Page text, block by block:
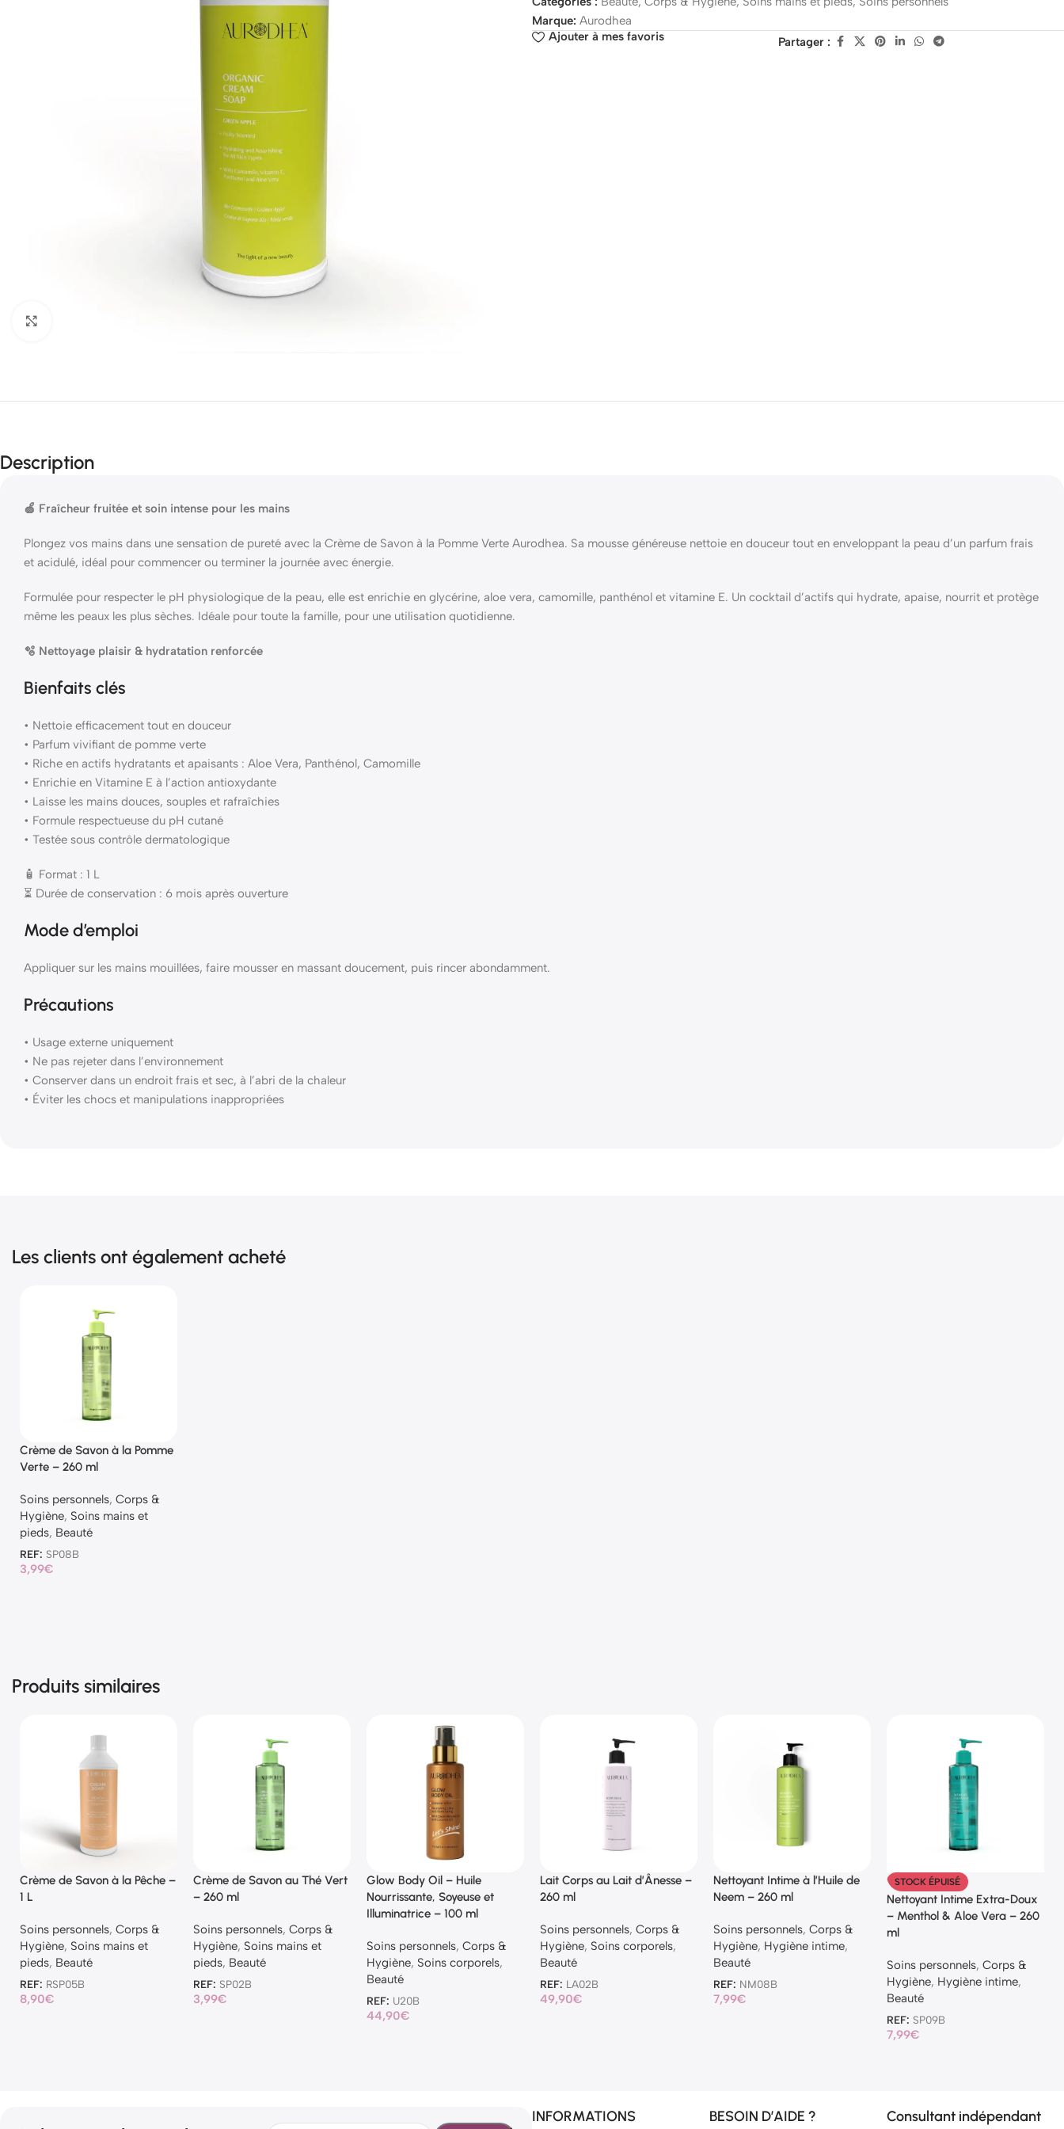
Marque: Aurodhea
Ajouter à mes favoris
Partager :
Description
🍏 Fraîcheur fruitée et soin intense pour les mains
Plongez vos mains dans une sensation de pureté avec la Crème de Savon à la Pomme Verte Aurodhea. Sa mousse généreuse nettoie en douceur tout en enveloppant la peau d’un parfum frais
et acidulé, idéal pour commencer ou terminer la journée avec énergie.
Formulée pour respecter le pH physiologique de la peau, elle est enrichie en glycérine, aloe vera, camomille, panthénol et vitamine E. Un cocktail d’actifs qui hydrate, apaise, nourrit et protège
même les peaux les plus sèches. Idéale pour toute la famille, pour une utilisation quotidienne.
🫧 Nettoyage plaisir & hydratation renforcée
Bienfaits clés
• Nettoie efficacement tout en douceur
• Parfum vivifiant de pomme verte
• Riche en actifs hydratants et apaisants : Aloe Vera, Panthénol, Camomille
• Enrichie en Vitamine E à l’action antioxydante
• Laisse les mains douces, souples et rafraîchies
• Formule respectueuse du pH cutané
• Testée sous contrôle dermatologique
🧴 Format : 1 L
⏳ Durée de conservation : 6 mois après ouverture
Mode d’emploi
Appliquer sur les mains mouillées, faire mousser en massant doucement, puis rincer abondamment.
Précautions
• Usage externe uniquement
• Ne pas rejeter dans l’environnement
• Conserver dans un endroit frais et sec, à l’abri de la chaleur
• Éviter les chocs et manipulations inappropriées
Les clients ont également acheté
Crème de Savon à la Pomme
Verte – 260 ml
Soins personnels, Corps &
Hygiène, Soins mains et
pieds, Beauté
REF: SP08B
3,99€
Produits similaires
Crème de Savon à la Pêche –
1 L
Soins personnels, Corps &
Hygiène, Soins mains et
pieds, Beauté
REF: RSP05B
8,90€
Crème de Savon au Thé Vert
– 260 ml
Soins personnels, Corps &
Hygiène, Soins mains et
pieds, Beauté
REF: SP02B
3,99€
Glow Body Oil – Huile
Nourrissante, Soyeuse et
Illuminatrice – 100 ml
Soins personnels, Corps &
Hygiène, Soins corporels,
Beauté
REF: U20B
44,90€
Lait Corps au Lait d’Ânesse –
260 ml
Soins personnels, Corps &
Hygiène, Soins corporels,
Beauté
REF: LA02B
49,90€
Nettoyant Intime à l’Huile de
Neem – 260 ml
Soins personnels, Corps &
Hygiène, Hygiène intime,
Beauté
REF: NM08B
7,99€
STOCK ÉPUISÉ
Nettoyant Intime Extra-Doux
– Menthol & Aloe Vera – 260
ml
Soins personnels, Corps &
Hygiène, Hygiène intime,
Beauté
REF: SP09B
7,99€
INFORMATIONS BESOIN D’AIDE ?
Consultant indépendant